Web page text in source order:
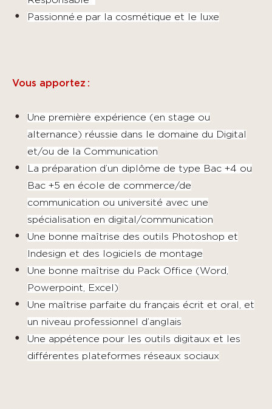
Passionné.e par la cosmétique et le luxe
Vous apportez :
Une première expérience (en stage ou
alternance) réussie dans le domaine du Digital
et/ou de la Communication
La préparation d’un diplôme de type Bac +4 ou
Bac +5 en école de commerce/de
communication ou université avec une
spécialisation en digital/communication
Une bonne maîtrise des outils Photoshop et
Indesign et des logiciels de montage
Une bonne maîtrise du Pack Office (Word,
Powerpoint, Excel)
Une maîtrise parfaite du français écrit et oral, et
un niveau professionnel d’anglais
Une appétence pour les outils digitaux et les
différentes plateformes réseaux sociaux